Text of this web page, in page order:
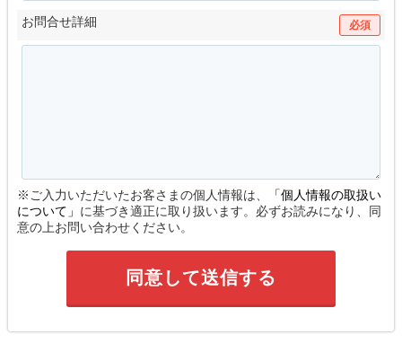
お問合せ詳細 必須
※ご入力いただいたお客さまの個人情報は、
「個人情報の取扱い
について」 に基づき適正に取り扱います。必ずお読みになり、同
意の上お問い合わせください。